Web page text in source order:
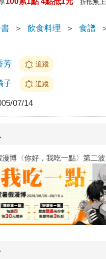
折抵無
＞ 飲食料理 ＞ 食譜
芳 追蹤
子 追蹤
07/14
海外優惠：電子書